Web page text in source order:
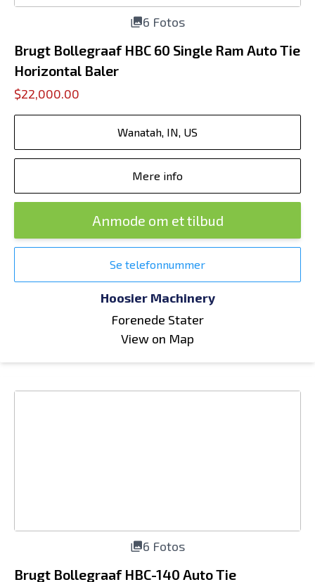
6 Fotos
Brugt Bollegraaf HBC 60 Single Ram Auto Tie
Horizontal Baler
$22,000.00
Wanatah, IN, US
Mere info
Anmode om et tilbud
Se telefonnummer
Hoosier Machinery
Forenede Stater
View on Map
6 Fotos
Brugt Bollegraaf HBC-140 Auto Tie